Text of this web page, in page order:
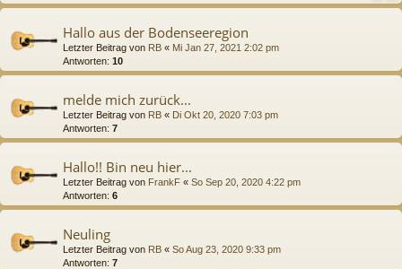
Hallo aus der Bodenseeregion
Letzter Beitrag von RB « Mi Jan 27, 2021 2:02 pm
Antworten: 10
melde mich zurück...
Letzter Beitrag von RB « Di Okt 20, 2020 7:03 pm
Antworten: 7
Hallo!! Bin neu hier...
Letzter Beitrag von FrankF « So Sep 20, 2020 4:22 pm
Antworten: 6
Neuling
Letzter Beitrag von RB « So Aug 23, 2020 9:33 pm
Antworten: 7